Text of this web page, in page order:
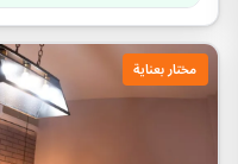
مختار بعناية